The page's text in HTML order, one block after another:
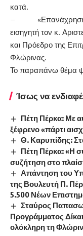
κατά.
– «Επανάχρηση –
εισηγητή τον κ.
και Πρόεδρο της
Φλώρινας.
Το παραπάνω θέμα
Ίσως να
Πέτη Πέρκα: Με
ξέφρενο «πάρτι
Θ. Καρυπίδης:
Πέτη Πέρκα: «Η
συζήτηση στο
Απάντηση του
της Βουλευτή Π.
5.500 Νέων
Σταύρος
Προγράμματος
ολόκληρη τη